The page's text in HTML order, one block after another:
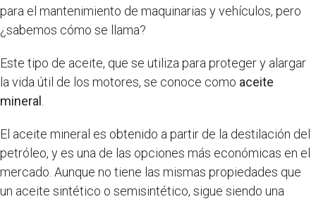
para el mantenimiento de maquinarias y vehículos, pero
¿sabemos cómo se llama?
Este tipo de aceite, que se utiliza para proteger y alargar
la vida útil de los motores, se conoce como aceite
mineral
El aceite mineral es obtenido a partir de la destilación del
petróleo, y es una de las opciones más económicas en el
mercado. Aunque no tiene las mismas propiedades que
un aceite sintético o semisintético, sigue siendo una